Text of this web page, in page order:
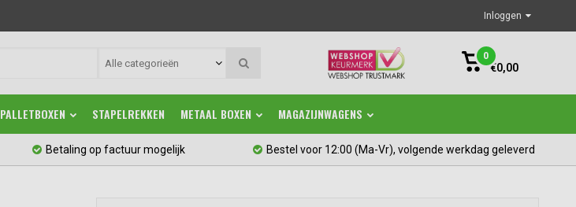
Inloggen
Alle categorieën
0
€0,00
PALLETBOXEN STAPELREKKEN METAAL BOXEN MAGAZIJNWAGENS
Betaling op factuur mogelijk Bestel voor 12:00 (Ma-Vr), volgende werkdag geleverd